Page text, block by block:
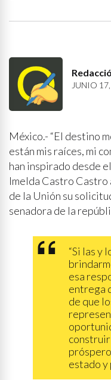
JUNIO
México.- “El destino
están mis raíces, mi
han inspirado desde
Imelda Castro
de la Unión su
senadora de la
“Si las y
esa
entrega
de que
estado y